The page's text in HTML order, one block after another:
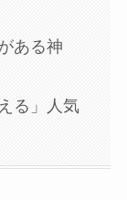
ある神
る」⼈気